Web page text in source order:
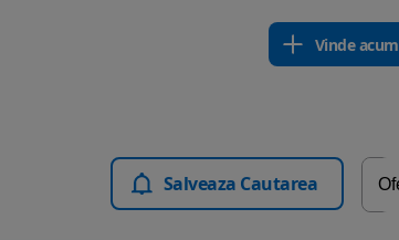
Vinde acum
Salveaza Cautarea